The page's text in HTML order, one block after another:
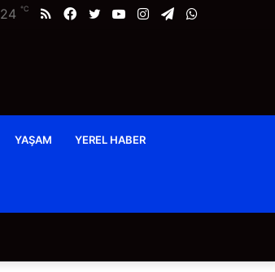
Telegram
Instagram
YouTube
Twitter
Facebook
RSS
24 ℃
YAŞAM YEREL HABER